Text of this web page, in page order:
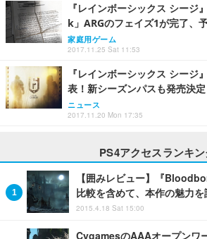
『レインボーシックス シー
k」ARGのフェイズ1が完了、
家庭用ゲーム
2017.11.25 Sat 11:53
『レインボーシックス シージ
表！新シーズンパスも発売決定
ニュース
2017.11.20 Mon 17:35
PS4アクセスランキン
【囲みレビュー】『
比較を含めて、本作の魅力を
2015.4.18 Sat 15:00
CygamesのAAAオープンワ